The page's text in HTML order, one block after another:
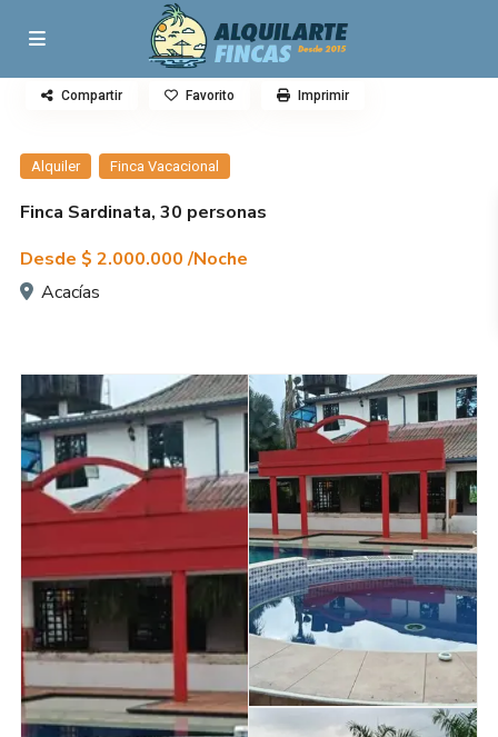
Alquiler Finca Vacacional
Finca Sardinata, 30 personas
Desde $ 2.000.000/Noche
Acacías
Compartir Favorito Imprimir